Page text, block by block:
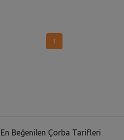
1
En Beğenilen Çorba Tarifleri